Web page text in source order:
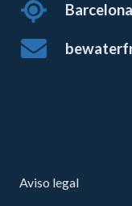
Barcelona
Aviso legal